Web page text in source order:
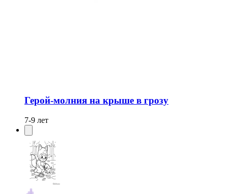
Герой-молния на крыше в грозу
7-9 лет